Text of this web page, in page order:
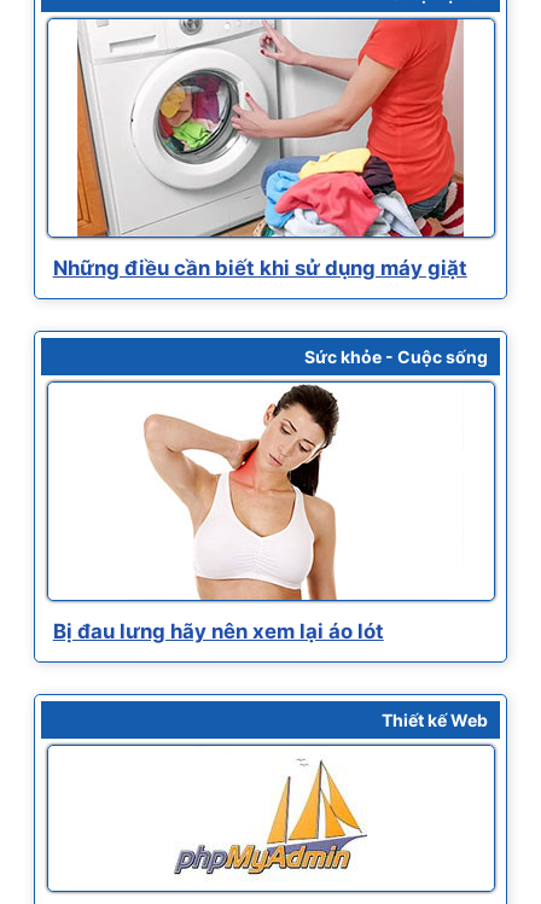
Những điều cần biết khi sử dụng máy giặt
Sức khỏe - Cuộc sống
Bị đau lưng hãy nên xem lại áo lót
Thiết kế Web